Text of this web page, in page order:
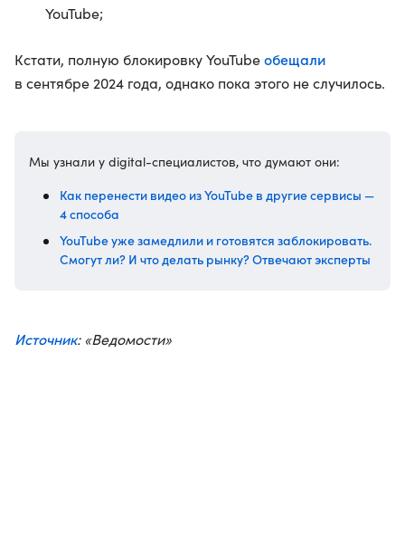
YouTube;
Кстати, полную блокировку YouTubeобещали
в сентябре 2024 года, однако пока этого не случилось.
Мы узнали у digital-специалистов, что думают они:
Как перенести видео из YouTube в другие сервисы —
4 способа
YouTube уже замедлили и готовятся заблокировать.
Смогут ли? И что делать рынку? Отвечают эксперты
Источник: «Ведомости»